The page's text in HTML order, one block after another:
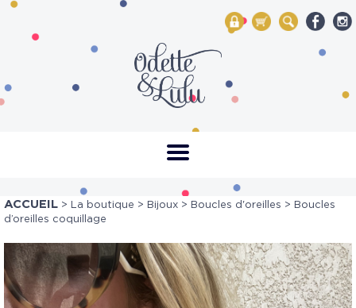
My Account
Mon panier
Rechercher
ACCUEIL > La boutique > Bijoux > Boucles d'oreilles > Boucles
d’oreilles coquillage